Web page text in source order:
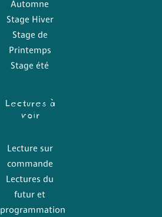
Automne
Stage Hiver
Stage de
Printemps
Stage été
Lectures à
voir
Lecture sur
commande
Lectures du
futur et
programmation